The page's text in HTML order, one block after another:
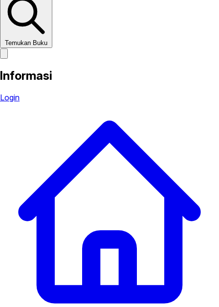
Temukan Buku
Informasi
Login